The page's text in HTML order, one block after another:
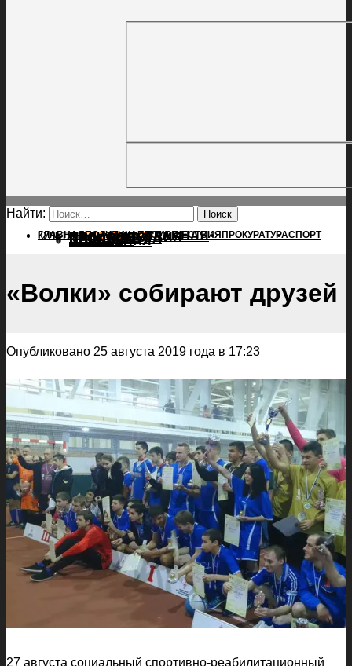
Найти:
ГЛАВНАЯПОЛИТИКАПРОИСШЕСТВИЯ ПРОКУРАТУРАСПОРТ
КУЛЬТУРАПОСЕЛЕНИЯГЛАВНАЯ
ПОЛИТИКА
ПРОИСШЕСТВИЯ
ПРОКУРАТУРА
СПОРТ
КУЛЬТУРА
ПОСЕЛЕНИЯ
«Волки» собирают друзей
Опубликовано 25 августа 2019 года в 17:23
27 августа социальный спортивно-реабилитационный